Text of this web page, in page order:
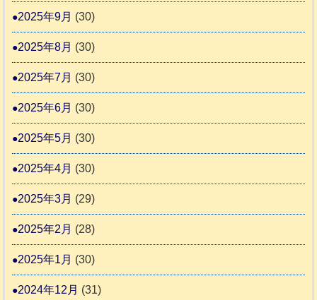
2025年9月 (30)
2025年8月 (30)
2025年7月 (30)
2025年6月 (30)
2025年5月 (30)
2025年4月 (30)
2025年3月 (29)
2025年2月 (28)
2025年1月 (30)
2024年12月 (31)